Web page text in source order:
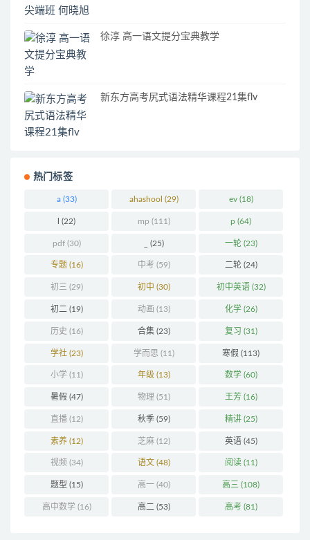
徐淳 高一语文提分宝典教学
新东方高考尻式语法精华课程21集flv
热门标签
a(33) ahashool (29) ev(18)
(22) mp (111) p (64)
pdf(30) (25) 一轮(23)
专题(16) 中考 (59) 二轮(24)
初三 (29) 初中 (30) 初中英语(32)
初二 (19) 动画 (13) 化学(26)
历史 (16) 合集(23) 复习 (31)
学社(23) 学而思 (11) 寒假 (113)
小学(11) 年级 (13) 数学(60)
暑假 (47) 物理 (51) 王芳(16)
直播(12) 秋季(59) 精讲(25)
素养(12) 芝麻(12) 英语(45)
视频 (34) 语文 (48) 阅读(11)
题型 (15) 高一(40) 高三 (108)
高中数学(16) 高二 (53) 高考(81)